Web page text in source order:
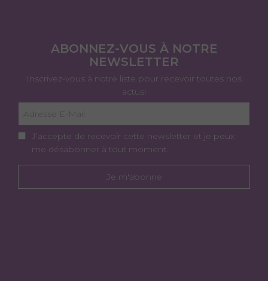
ABONNEZ-VOUS À NOTRE
NEWSLETTER
Inscrivez-vous à notre liste pour recevoir toutes nos
actus!
J’accepte de recevoir cette newsletter et je peux
me désabonner à tout moment.
Je m'abonne